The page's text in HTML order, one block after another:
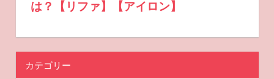
カテゴリー